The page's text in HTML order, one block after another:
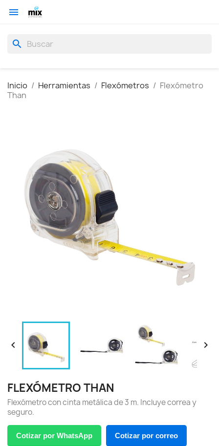

search
Inicio Herramientas Flexómetros
Flexómetro
Than
 
FLEXÓMETRO THAN
Flexómetro con cinta metálica de 3 m. Incluye correa y
seguro.
Cotizar por WhatsApp Cotizar por correo